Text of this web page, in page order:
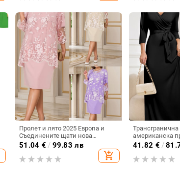
Пролет и лято 2025 Европа и
Съединените щати нова
трансгранична Amazon
елегантна дамска вечерна
рокля дантела фалшива рокля
51.04 € / 99.83 лв
add_shopping_cart
американска
дамска мода,
V-образно
стегната
41.82 € /